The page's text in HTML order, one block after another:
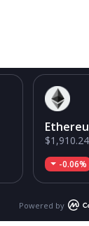
$1,910.24
-0.06%
Powered by